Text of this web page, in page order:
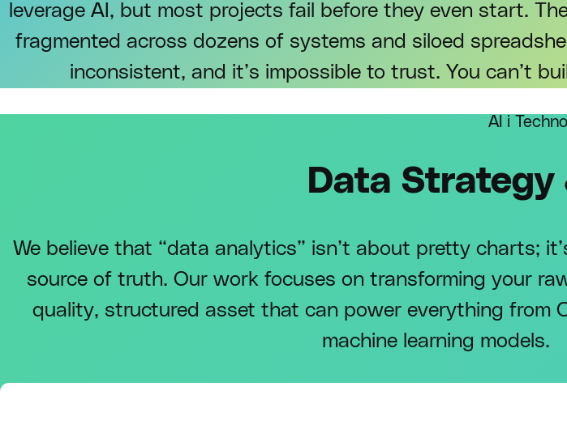
leverage AI, but most projects fail before they even start.
fragmented across dozens of systems and siloed
inconsistent, and it’s impossible to trust. You can’t
AI i
Data Strategy
We believe that “data analytics” isn’t about pretty charts;
source of truth. Our work focuses on transforming your
quality, structured asset that can power everything from
machine learning models.